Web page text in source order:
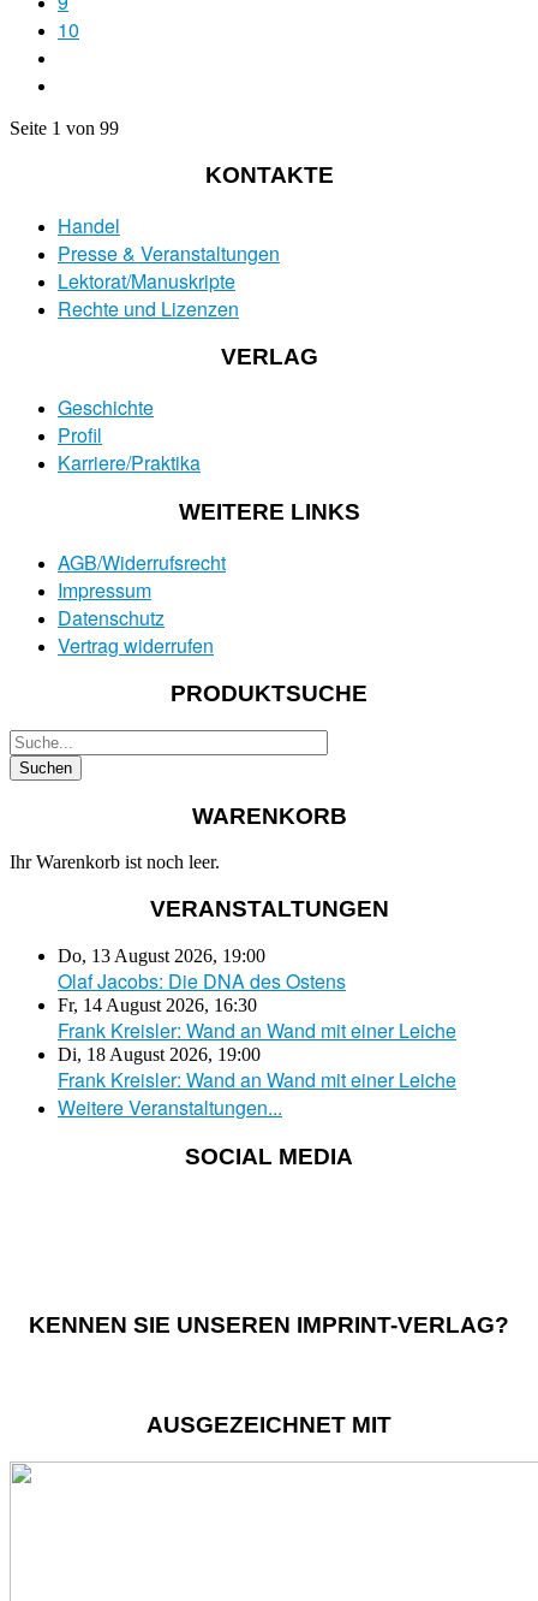
10
Seite 1 von 99
KONTAKTE
Handel
Presse & Veranstaltungen
Lektorat/Manuskripte
Rechte und Lizenzen
VERLAG
Geschichte
Profil
Karriere/Praktika
WEITERE LINKS
AGB/Widerrufsrecht
Impressum
Datenschutz
Vertrag widerrufen
PRODUKTSUCHE
WARENKORB
Ihr Warenkorb ist noch leer.
VERANSTALTUNGEN
Do, 13 August 2026, 19:00
Olaf Jacobs: Die DNA des Ostens
Fr, 14 August 2026, 16:30
Frank Kreisler: Wand an Wand mit einer Leiche
Di, 18 August 2026, 19:00
Frank Kreisler: Wand an Wand mit einer Leiche
Weitere Veranstaltungen...
SOCIAL MEDIA
KENNEN SIE UNSEREN IMPRINT-VERLAG?
AUSGEZEICHNET MIT